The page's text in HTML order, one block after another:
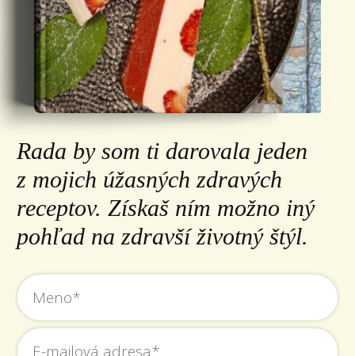
Rada by som ti darovala jeden
z mojich úžasných zdravých
receptov. Získaš ním možno iný
pohľad na zdravší životný štýl.